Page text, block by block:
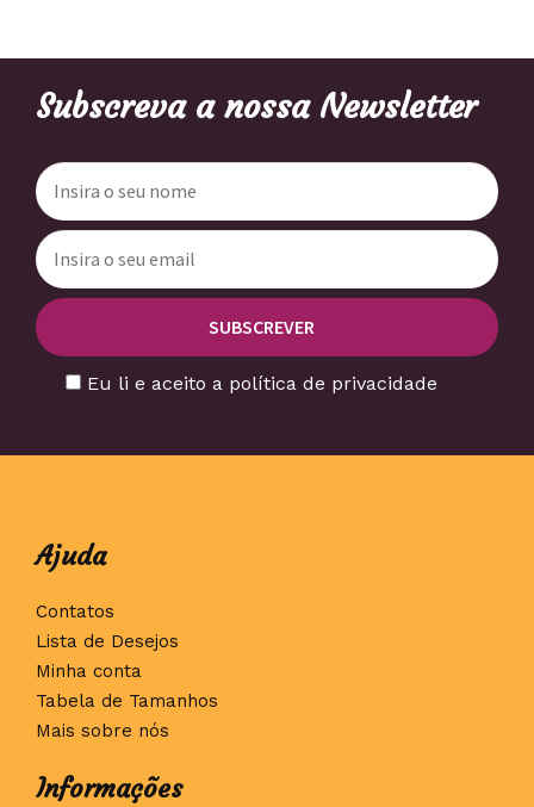
Subscreva a nossa Newsletter
Eu li e aceito a política de privacidade
Ajuda
Contatos
Lista de Desejos
Minha conta
Tabela de Tamanhos
Mais sobre nós
Informações